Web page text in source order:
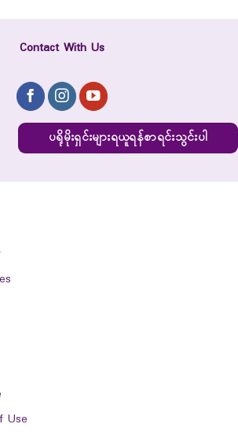
Contact With Us
ပရိုမိုးရှင်းများရယူရန်စာရင်းသွင်းပါ
Use